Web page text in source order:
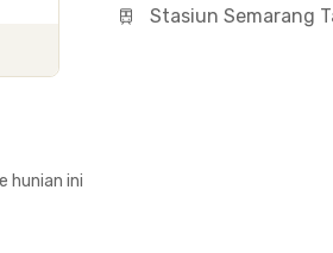
Stasiun Semarang
hunian ini